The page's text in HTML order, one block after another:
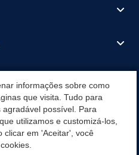
DE RECEITA MUNICIPAL
informações sobre como
que visita. Tudo para
possível. Para
utilizamos e customizá-los,
clicar em 'Aceitar', você